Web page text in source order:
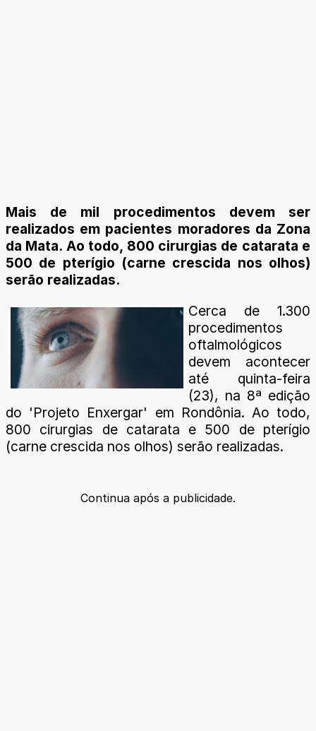
Mais de mil procedimentos devem ser
realizados em pacientes moradores da Zona
da Mata. Ao todo, 800 cirurgias de catarata e
500 de pterígio (carne crescida nos olhos)
serão realizadas.
Cerca de 1.300
procedimentos
oftalmológicos
devem acontecer
até quinta-feira
(23), na 8ª edição
do 'Projeto Enxergar' em Rondônia. Ao todo,
800 cirurgias de catarata e 500 de pterígio
(carne crescida nos olhos) serão realizadas.
Continua após a publicidade.